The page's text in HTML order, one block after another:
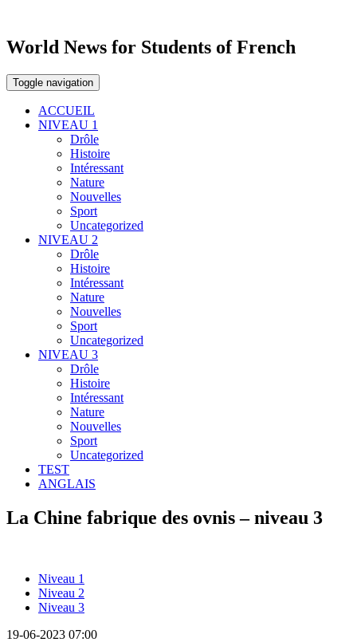
World News for Students of French
Toggle navigation
ACCUEIL
NIVEAU 1
Drôle
Histoire
Intéressant
Nature
Nouvelles
Sport
Uncategorized
NIVEAU 2
Drôle
Histoire
Intéressant
Nature
Nouvelles
Sport
Uncategorized
NIVEAU 3
Drôle
Histoire
Intéressant
Nature
Nouvelles
Sport
Uncategorized
TEST
ANGLAIS
La Chine fabrique des ovnis – niveau 3
Niveau 1
Niveau 2
Niveau 3
19-06-2023 07:00